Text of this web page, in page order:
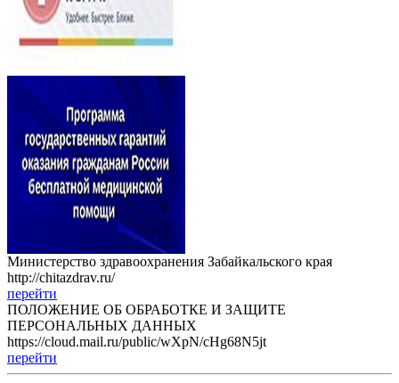
Министерство здравоохранения Забайкальского края
http://chitazdrav.ru/
перейти
ПОЛОЖЕНИЕ ОБ ОБРАБОТКЕ И ЗАЩИТЕ
ПЕРСОНАЛЬНЫХ ДАННЫХ
https://cloud.mail.ru/public/wXpN/cHg68N5jt
перейти